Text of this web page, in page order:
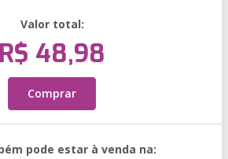
Valor total:
R$ 48,98
Comprar
pode estar à venda na: